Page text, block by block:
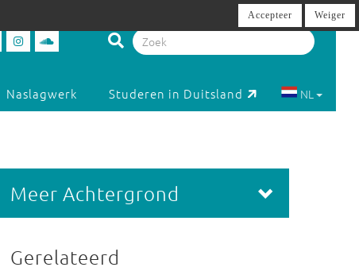
Naslagwerk Studeren in Duitsland NL
Meer Achtergrond
Gerelateerd
Accepteer Weiger